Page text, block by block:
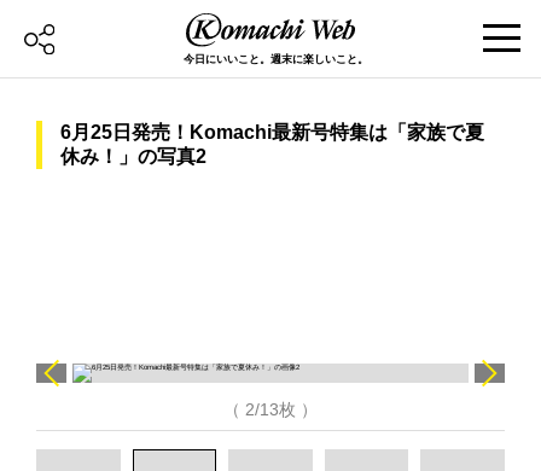
今日にいいこと。週末に楽しいこと。
6月25日発売！Komachi最新号特集は「家族で夏
休み！」の写真2
（ 2/13枚 ）